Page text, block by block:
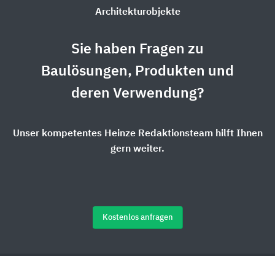
Architekturobjekte
Sie haben Fragen zu
Baulösungen, Produkten und
deren Verwendung?
Unser kompetentes Heinze Redaktionsteam hilft Ihnen
gern weiter.
Kostenlos anfragen